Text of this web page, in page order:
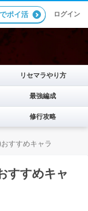
ポイ活 ログイン
リセマラやり方
最強編成
修行攻略
すすめキャラ
すすめキャ